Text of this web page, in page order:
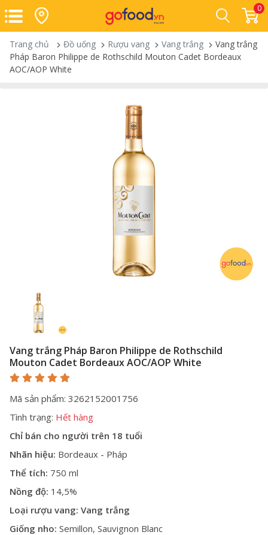
0
Trang chủ Đồ uống Rượu vang Vang trắng
Vang trắng
Pháp Baron Philippe de Rothschild Mouton Cadet Bordeaux
AOC/AOP White
Vang trắng Pháp Baron Philippe de Rothschild
Mouton Cadet Bordeaux AOC/AOP White
Mã sản phẩm: 3262152001756
Tình trạng: Hết hàng
Chỉ bán cho người trên 18 tuổi
Nhãn hiệu: Bordeaux - Pháp
Thể tích: 750 ml
Nồng độ: 14,5%
Loại rượu vang: Vang trắng
Giống nho: Semillon, Sauvignon Blanc